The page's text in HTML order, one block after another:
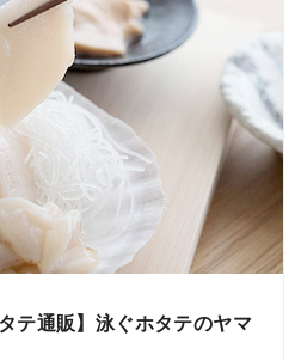
テ通販】泳ぐホタテのヤマ